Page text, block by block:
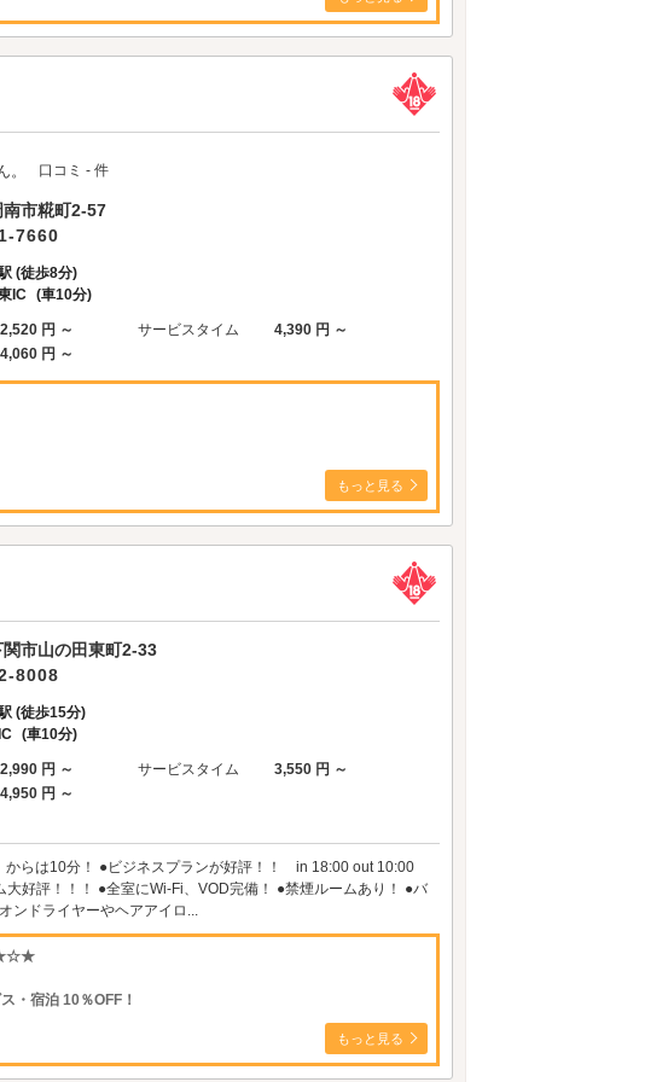
口コミ - 件
南市糀町2-57
7660
(徒歩8分)
IC (車10分)
2,520 円 ～ サービスタイム
4,390 円 ～
4,060 円 ～
もっと見る
関市山の田東町2-33
8008
(徒歩15分)
(車10分)
2,990 円 ～ サービスタイム
3,550 円 ～
4,950 円 ～
からは10分！ ●ビジネスプランが好評！！ in 18:00 out 10:00
評！！！ ●全室にWi-Fi、VOD完備！ ●禁煙ルームあり！ ●バ
ンドライヤーやヘアアイロ...
・宿泊 10％OFF！
もっと見る